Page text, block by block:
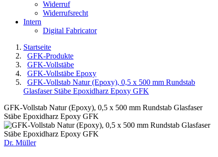
Widerruf
Widerrufsrecht
Intern
Digital Fabricator
Startseite
GFK-Produkte
GFK-Vollstäbe
GFK-Vollstäbe Epoxy
GFK-Vollstab Natur (Epoxy), 0,5 x 500 mm Rundstab
Glasfaser Stäbe Epoxidharz Epoxy GFK
GFK-Vollstab Natur (Epoxy), 0,5 x 500 mm Rundstab Glasfaser
Stäbe Epoxidharz Epoxy GFK
Dr. Müller